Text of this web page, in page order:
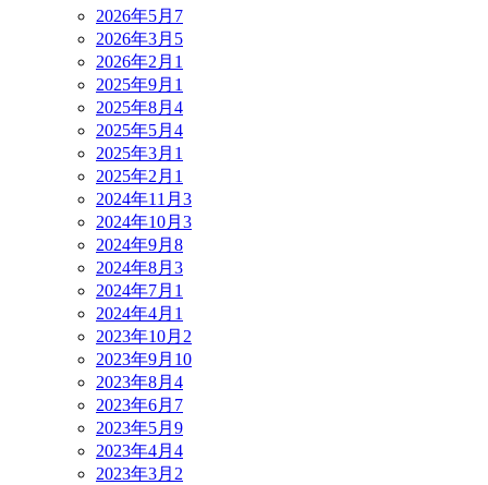
2026年5月 7
2026年3月 5
2026年2月 1
2025年9月 1
2025年8月 4
2025年5月 4
2025年3月 1
2025年2月 1
2024年11月 3
2024年10月 3
2024年9月 8
2024年8月 3
2024年7月 1
2024年4月 1
2023年10月 2
2023年9月 10
2023年8月 4
2023年6月 7
2023年5月 9
2023年4月 4
2023年3月 2